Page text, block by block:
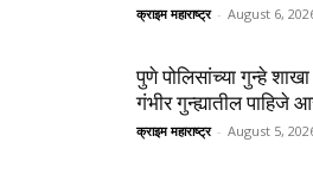
क्राइम महाराष्ट्र - August 6,
पुणे पोलिसांच्या गुन्हे
गंभीर गुन्ह्यातील पाहिजे
क्राइम महाराष्ट्र - August 5,